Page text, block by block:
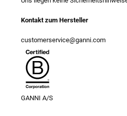
Kontakt zum Hersteller
customerservice@ganni.com
GANNI A/S